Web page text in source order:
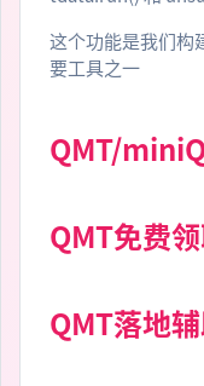
这个功能是我们构
要工具之一
QMT/
QMT免费
QMT落地